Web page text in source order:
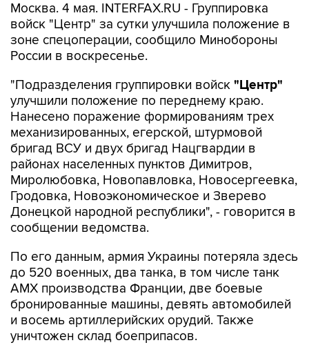
Москва. 4 мая. INTERFAX.RU - Группировка
войск "Центр" за сутки улучшила положение в
зоне спецоперации, сообщило Минобороны
России в воскресенье.
"Подразделения группировки войск "Центр"
улучшили положение по переднему краю.
Нанесено поражение формированиям трех
механизированных, егерской, штурмовой
бригад ВСУ и двух бригад Нацгвардии в
районах населенных пунктов Димитров,
Миролюбовка, Новопавловка, Новосергеевка,
Гродовка, Новоэкономическое и Зверево
Донецкой народной республики", - говорится в
сообщении ведомства.
По его данным, армия Украины потеряла здесь
до 520 военных, два танка, в том числе танк
АМХ производства Франции, две боевые
бронированные машины, девять автомобилей
и восемь артиллерийских орудий. Также
уничтожен склад боеприпасов.